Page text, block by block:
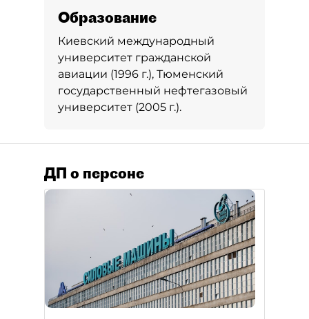
Образование
Киевский международный
университет гражданской
авиации (1996 г.), Тюменский
государственный нефтегазовый
университет (2005 г.).
ДП о персоне